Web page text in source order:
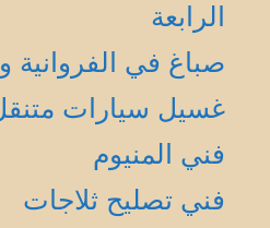
الرابعة
صباغ في الفروانية
غسيل سيارات
فني المنيوم
فني تصليح ثلاجات